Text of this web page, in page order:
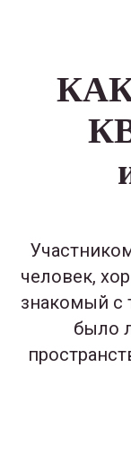
человек,
знакомый с
было